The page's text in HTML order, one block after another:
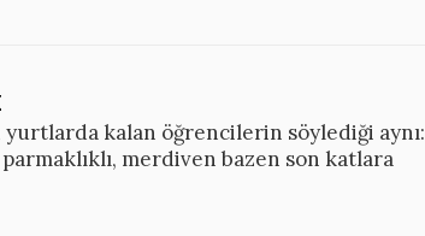
kalan öğrencilerin söylediği aynı:
merdiven bazen son katlara